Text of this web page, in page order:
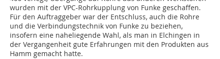
wurden mit der VPC-Rohrkupplung von Funke geschaffen.
Für den Auftraggeber war der Entschluss, auch die Rohre
und die Verbindungstechnik von Funke zu beziehen,
insofern eine naheliegende Wahl, als man in Elchingen in
der Vergangenheit gute Erfahrungen mit den Produkten aus
Hamm gemacht hatte.